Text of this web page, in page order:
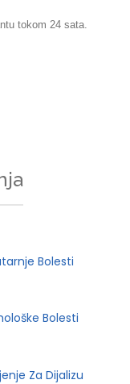
tokom 24 sata.
Bolesti
Bolesti
Za Dijalizu